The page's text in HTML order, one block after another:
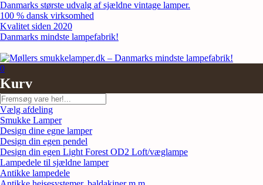
Skip
to
content
Danmarks største udvalg af sjældne vintage lamper.
100 % dansk virksomhed
Kvalitet siden 2020
Danmarks mindste lampefabrik!
0
Kurv
Søg
Vælg afdeling
Smukke Lamper
Design dine egne lamper
Design din egen pendel
Design din egen Light Forest OD2 Loft/væglampe
Lampedele til sjældne lamper
Antikke lampedele